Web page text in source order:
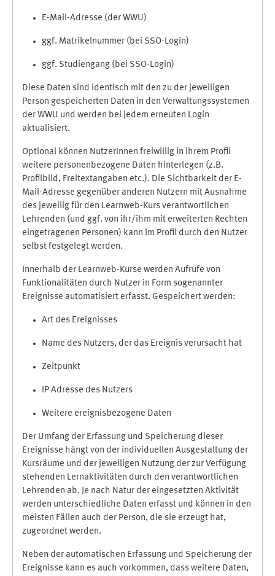
E-Mail-Adresse (der WWU)
ggf. Matrikelnummer (bei SSO-Login)
ggf. Studiengang (bei SSO-Login)
Diese Daten sind identisch mit den zu der jeweiligen
Person gespeicherten Daten in den Verwaltungssystemen
der WWU und werden bei jedem erneuten Login
aktualisiert.
Optional können NutzerInnen freiwillig in ihrem Profil
weitere personenbezogene Daten hinterlegen (z.B.
Profilbild, Freitextangaben etc.). Die Sichtbarkeit der E-
Mail-Adresse gegenüber anderen Nutzern mit Ausnahme
des jeweilig für den Learnweb-Kurs verantwortlichen
Lehrenden (und ggf. von ihr/ihm mit erweiterten Rechten
eingetragenen Personen) kann im Profil durch den Nutzer
selbst festgelegt werden.
Innerhalb der Learnweb-Kurse werden Aufrufe von
Funktionalitäten durch Nutzer in Form sogenannter
Ereignisse automatisiert erfasst. Gespeichert werden:
Art des Ereignisses
Name des Nutzers, der das Ereignis verursacht hat
Zeitpunkt
IP Adresse des Nutzers
Weitere ereignisbezogene Daten
Der Umfang der Erfassung und Speicherung dieser
Ereignisse hängt von der individuellen Ausgestaltung der
Kursräume und der jeweiligen Nutzung der zur Verfügung
stehenden Lernaktivitäten durch den verantwortlichen
Lehrenden ab. Je nach Natur der eingesetzten Aktivität
werden unterschiedliche Daten erfasst und können in den
meisten Fällen auch der Person, die sie erzeugt hat,
zugeordnet werden.
Neben der automatischen Erfassung und Speicherung der
Ereignisse kann es auch vorkommen, dass weitere Daten,